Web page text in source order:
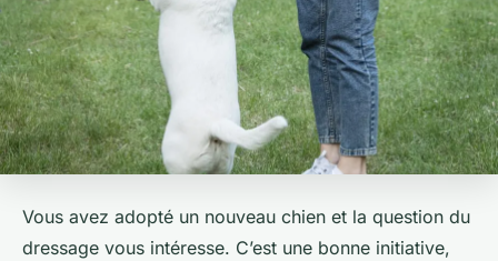
Vous avez adopté un nouveau chien et la question du
dressage vous intéresse. C’est une bonne initiative,